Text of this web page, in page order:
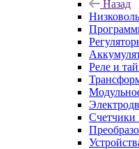
Назад
Реле и
Счетчики